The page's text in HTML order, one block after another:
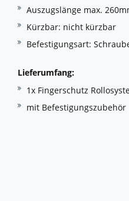
Auszugslänge max.
Kürzbar: nicht kürzbar
Befestigungsart:
Lieferumfang:
1x Fingerschutz
mit Befestigungszubehör